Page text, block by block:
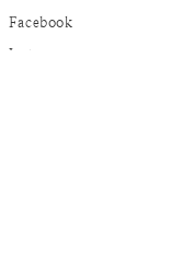
Facebook
Instagram